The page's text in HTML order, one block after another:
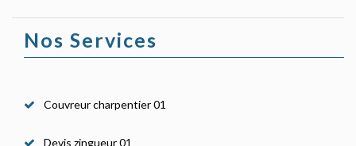
Nos Services
Couvreur charpentier 01
Devis zingueur 01